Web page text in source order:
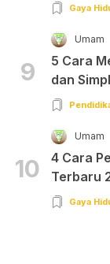
Gaya
9
Umam
5 Cara
dan
10
Umam
4 Cara
Terbaru
Gaya